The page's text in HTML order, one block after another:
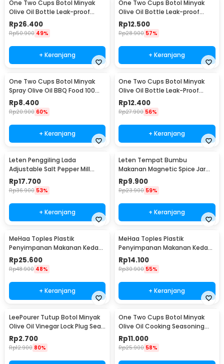
One Two Cups Botol Minyak
Olive Oil Bottle Leak-proof
500ml - CW199
Rp26.400
Rp50.900 49%
+ Keranjang
One Two Cups Botol Minyak
Olive Oil Bottle Leak-proof
300ml - CW199
Rp12.500
Rp28.900 57%
+ Keranjang
One Two Cups Botol Minyak
Spray Olive Oil BBQ Food 100ml
- HEA-1075
Rp8.400
Rp20.900 60%
+ Keranjang
One Two Cups Botol Minyak
Olive Oil Bottle Leak-Proof
300ml - KG57H
Rp12.400
Rp27.900 56%
+ Keranjang
Leten Penggiling Lada
Adjustable Salt Pepper Mill
Grinder - 9179
Rp17.700
Rp36.900 53%
+ Keranjang
Leten Tempat Bumbu
Makanan Magnetic Spice Jar
Container 1 PCS - C121
Rp9.900
Rp23.900 59%
+ Keranjang
MeHaa Toples Plastik
Penyimpanan Makanan Kedap
Udara Storage Jar 1.8L - YF0086
Rp25.600
Rp48.900 48%
+ Keranjang
MeHaa Toples Plastik
Penyimpanan Makanan Kedap
Udara Storage Jar 700ml -
YF0086
Rp14.100
Rp30.900 55%
+ Keranjang
LeePourer Tutup Botol Minyak
Olive Oil Vinegar Lock Plug Seal
- HE131
Rp2.700
Rp12.900 80%
One Two Cups Botol Minyak
Olive Oil Cooking Seasoning
Bottle 500ml - CW200
Rp11.000
Rp25.900 58%